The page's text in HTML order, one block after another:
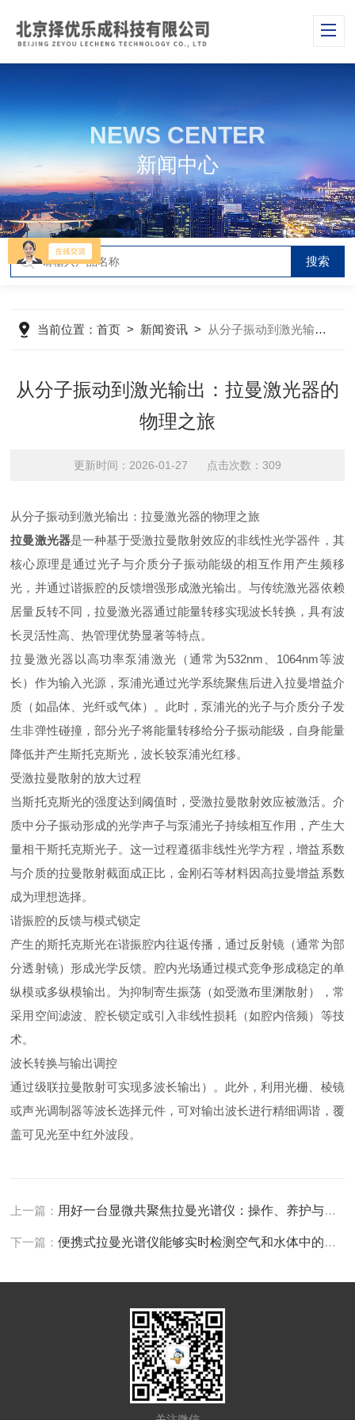
NEWS CENTER
新闻中心
当前位置：首页 > 新闻资讯 > 从分子振动到激光输出：拉曼激光器的物理之旅
从分子振动到激光输出：拉曼激光器的
物理之旅
更新时间：2026-01-27 点击次数：309
从分子振动到激光输出：拉曼激光器的物理之旅
拉曼激光器是一种基于受激拉曼散射效应的非线性光学器件，其
核心原理是通过光子与介质分子振动能级的相互作用产生频移
光，并通过谐振腔的反馈增强形成激光输出。与传统激光器依赖
居量反转不同，拉曼激光器通过能量转移实现波长转换，具有波
长灵活性高、热管理优势显著等特点。
拉曼激光器以高功率泵浦激光（通常为532nm、1064nm等波
长）作为输入光源，泵浦光通过光学系统聚焦后进入拉曼增益介
质（如晶体、光纤或气体）。此时，泵浦光的光子与介质分子发
生非弹性碰撞，部分光子将能量转移给分子振动能级，自身能量
降低并产生斯托克斯光，波长较泵浦光红移。
受激拉曼散射的放大过程​
当斯托克斯光的强度达到阈值时，受激拉曼散射效应被激活。介
质中分子振动形成的光学声子与泵浦光子持续相互作用，产生大
量相干斯托克斯光子。这一过程遵循非线性光学方程，增益系数
与介质的拉曼散射截面成正比，金刚石等材料因高拉曼增益系数
成为理想选择。
谐振腔的反馈与模式锁定​
产生的斯托克斯光在谐振腔内往返传播，通过反射镜（通常为部
分透射镜）形成光学反馈。腔内光场通过模式竞争形成稳定的单
纵模或多纵模输出。为抑制寄生振荡（如受激布里渊散射），常
采用空间滤波、腔长锁定或引入非线性损耗（如腔内倍频）等技
术。
波长转换与输出调控​
通过级联拉曼散射可实现多波长输出）。此外，利用光栅、棱镜
或声光调制器等波长选择元件，可对输出波长进行精细调谐，覆
盖可见光至中红外波段。
上一篇： 用好一台显微共聚焦拉曼光谱仪：操作、养护与安全避坑指南
下一篇：便携式拉曼光谱仪能够实时检测空气和水体中的污染物